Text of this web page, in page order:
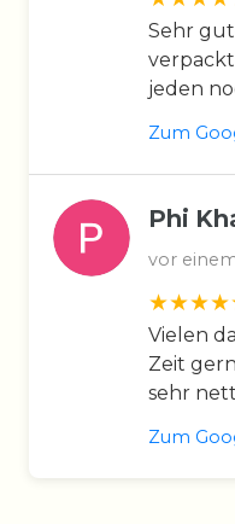
Sehr
jeden
Zum
Phi
vor
Vielen
Zeit
sehr nett
Zum